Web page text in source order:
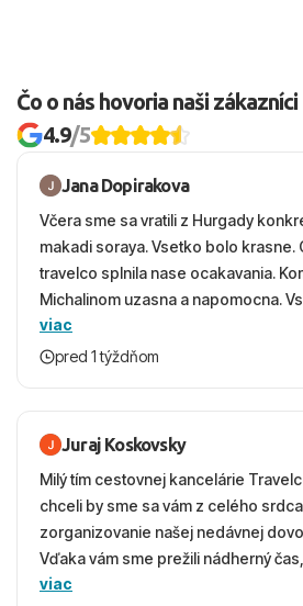
Čo o nás hovoria naši zákazníci
4.9/5
Jana Dopirakova
Včera sme sa vratili z Hurgady
makadi soraya. Vsetko bolo krasne.
travelco splnila nase ocakavania.
Michalinom uzasna a napomocna.
vecernych hodinach zaco sa
krasny, cisty. Sluzby top. Strava,
viac
pred 1 týždňom
Juraj Koskovsky
Milý tím cestovnej kancelárie
chceli by sme sa vám z celého
zorganizovanie našej nedávnej
Vďaka vám sme prežili nádherný
ešte dlho s úsmevom spomínať.
viac